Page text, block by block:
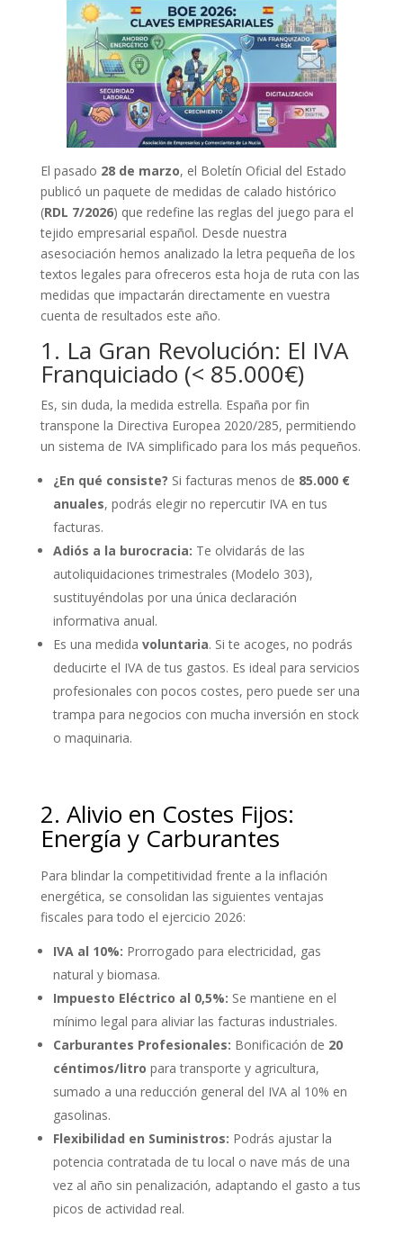
El pasado 28 de marzo, el Boletín Oficial del Estado
publicó un paquete de medidas de calado histórico
(RDL 7/2026) que redefine las reglas del juego para el
tejido empresarial español. Desde nuestra
asesociación hemos analizado la letra pequeña de los
textos legales para ofreceros esta hoja de ruta con las
medidas que impactarán directamente en vuestra
cuenta de resultados este año.
1. La Gran Revolución: El IVA
Franquiciado (< 85.000€)
Es, sin duda, la medida estrella. España por fin
transpone la Directiva Europea 2020/285, permitiendo
un sistema de IVA simplificado para los más pequeños.
¿En qué consiste? Si facturas menos de 85.000 €
anuales, podrás elegir no repercutir IVA en tus
facturas.
Adiós a la burocracia: Te olvidarás de las
autoliquidaciones trimestrales (Modelo 303),
sustituyéndolas por una única declaración
informativa anual.
Es una medida voluntaria. Si te acoges, no podrás
deducirte el IVA de tus gastos. Es ideal para servicios
profesionales con pocos costes, pero puede ser una
trampa para negocios con mucha inversión en stock
o maquinaria.
2. Alivio en Costes Fijos:
Energía y Carburantes
Para blindar la competitividad frente a la inflación
energética, se consolidan las siguientes ventajas
fiscales para todo el ejercicio 2026:
IVA al 10%: Prorrogado para electricidad, gas
natural y biomasa.
Impuesto Eléctrico al 0,5%: Se mantiene en el
mínimo legal para aliviar las facturas industriales.
Carburantes Profesionales: Bonificación de 20
céntimos/litro para transporte y agricultura,
sumado a una reducción general del IVA al 10% en
gasolinas.
Flexibilidad en Suministros: Podrás ajustar la
potencia contratada de tu local o nave más de una
vez al año sin penalización, adaptando el gasto a tus
picos de actividad real.